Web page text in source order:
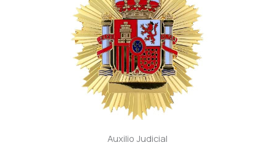
Auxilio Judicial